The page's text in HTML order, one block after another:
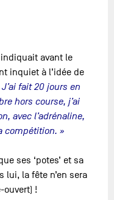
avant le
inquiet à l’idée de
J’ai fait 20 jours en
hors course, j’ai
avec l’adrénaline,
compétition. »
ses ‘potes’ et sa
lui, la fête n’en sera
!